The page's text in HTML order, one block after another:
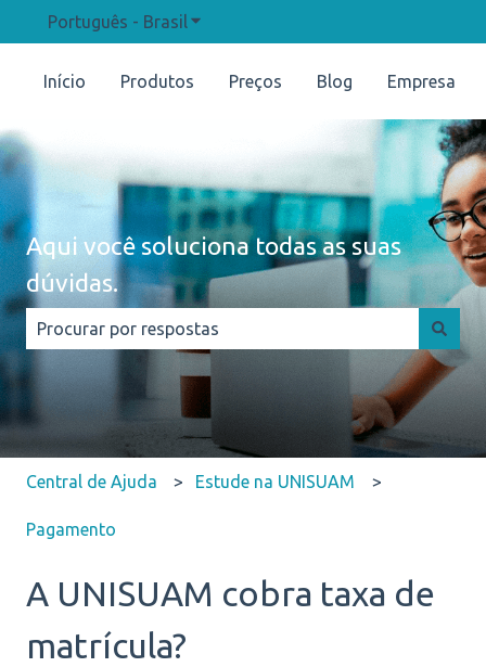
Português - BrasilMostrar submenu para traduções
Início Produtos Preços Blog Empresa
Aqui você soluciona todas as suas
dúvidas.
Não há sugestões porque o campo de pesquisa está
Central de Ajuda Estude na UNISUAM
Pagamento
A UNISUAM cobra taxa de
matrícula?